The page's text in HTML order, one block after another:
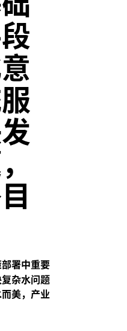
署中重要
杂水问题
美，产业